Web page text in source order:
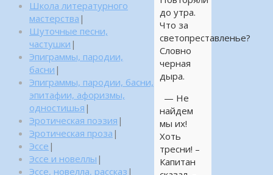
до утра.
Что за
светопреставленье?
Словно
черная
дыра.
— Не
найдем
мы их!
Хоть
тресни! –
Капитан
Школа литературного
мастерства |
Шуточные песни,
частушки |
Эпиграммы, пародии,
басни |
Эпиграммы, пародии, басни,
эпитафии, афоризмы,
одностишья |
Эротическая поэзия |
Эротическая проза |
Эссе |
Эссе и новеллы |
Эссе, новелла, рассказ |